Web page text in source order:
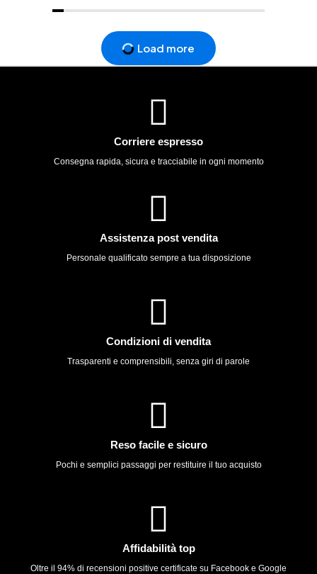
Load more
Corriere espresso
Consegna rapida, sicura e tracciabile in ogni momento
Assistenza post vendita
Personale qualificato sempre a tua disposizione
Condizioni di vendita
Trasparenti e comprensibili, senza giri di parole
Reso facile e sicuro
Pochi e semplici passaggi per restituire il tuo acquisto
Affidabilità top
Oltre il 94% di recensioni positive certificate su Facebook e Google